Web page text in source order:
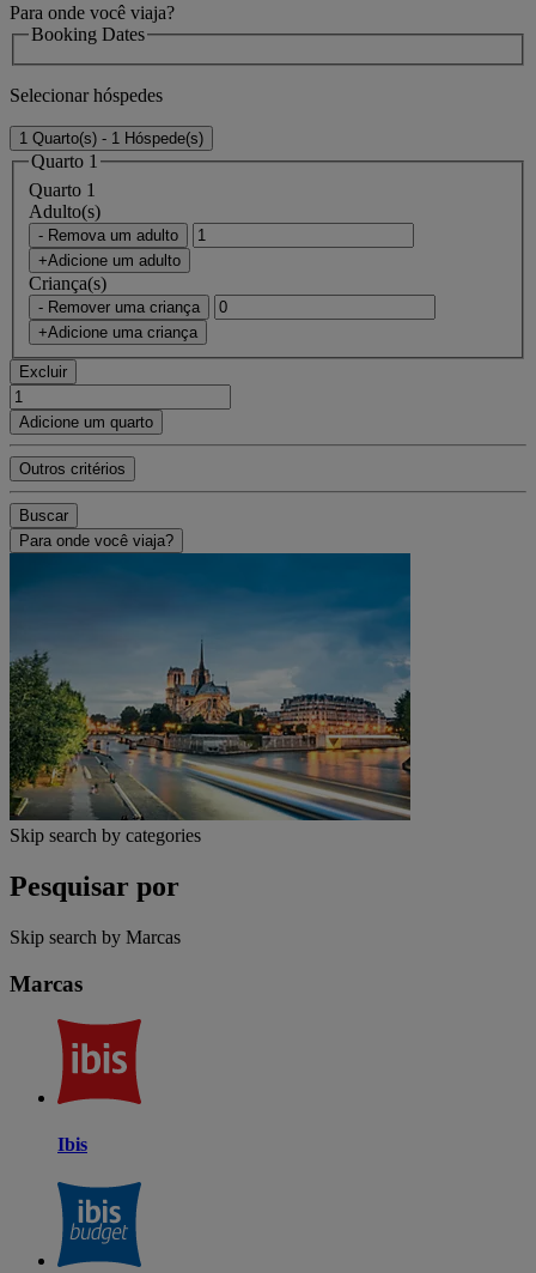
Para onde você viaja?
Booking Dates
Selecionar hóspedes
1 Quarto(s) - 1 Hóspede(s)
Quarto 1
Quarto 1
Adulto(s)
- Remova um adulto
+Adicione um adulto
Criança(s)
- Remover uma criança
+Adicione uma criança
Excluir
Adicione um quarto
Outros critérios
Buscar
Para onde você viaja?
Skip search by categories
Pesquisar por
Skip search by Marcas
Marcas
Ibis